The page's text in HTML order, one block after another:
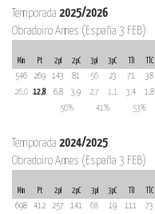
Temporada 2025/2026
Obradoiro Ames (España 3 FEB)
Min
Pt 2pI 2pC 3pI 3pC TlC
546
269 143 81 56 23 71 38
26,0
12,8 6,8 3,9 2,7 1,1 3,4 1,8
56%
41% 53%
Temporada 2024/2025
Obradoiro Ames (España 3 FEB)
Min
Pt 2pI 2pC 3pI 3pC TlC
698
412 257 141 68 19 111 73